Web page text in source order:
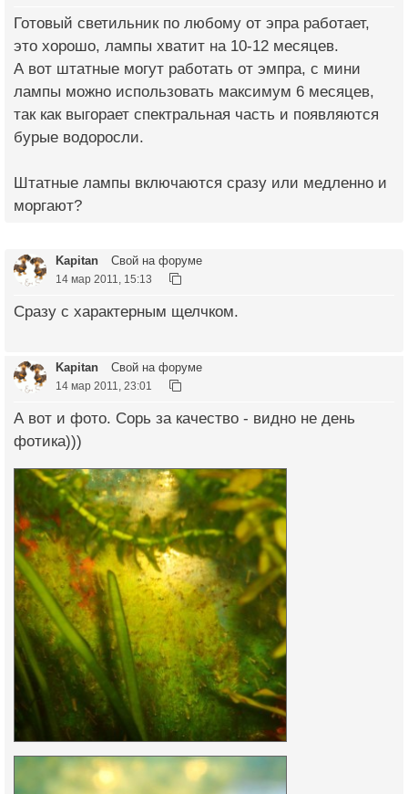
Готовый светильник по любому от эпра работает,
это хорошо, лампы хватит на 10-12 месяцев.
А вот штатные могут работать от эмпра, с мини
лампы можно использовать максимум 6 месяцев,
так как выгорает спектральная часть и появляются
бурые водоросли.
Штатные лампы включаются сразу или медленно и
моргают?
Kapitan Свой на форуме
14 мар 2011, 15:13
Сразу с характерным щелчком.
Kapitan Свой на форуме
14 мар 2011, 23:01
А вот и фото. Сорь за качество - видно не день
фотика)))